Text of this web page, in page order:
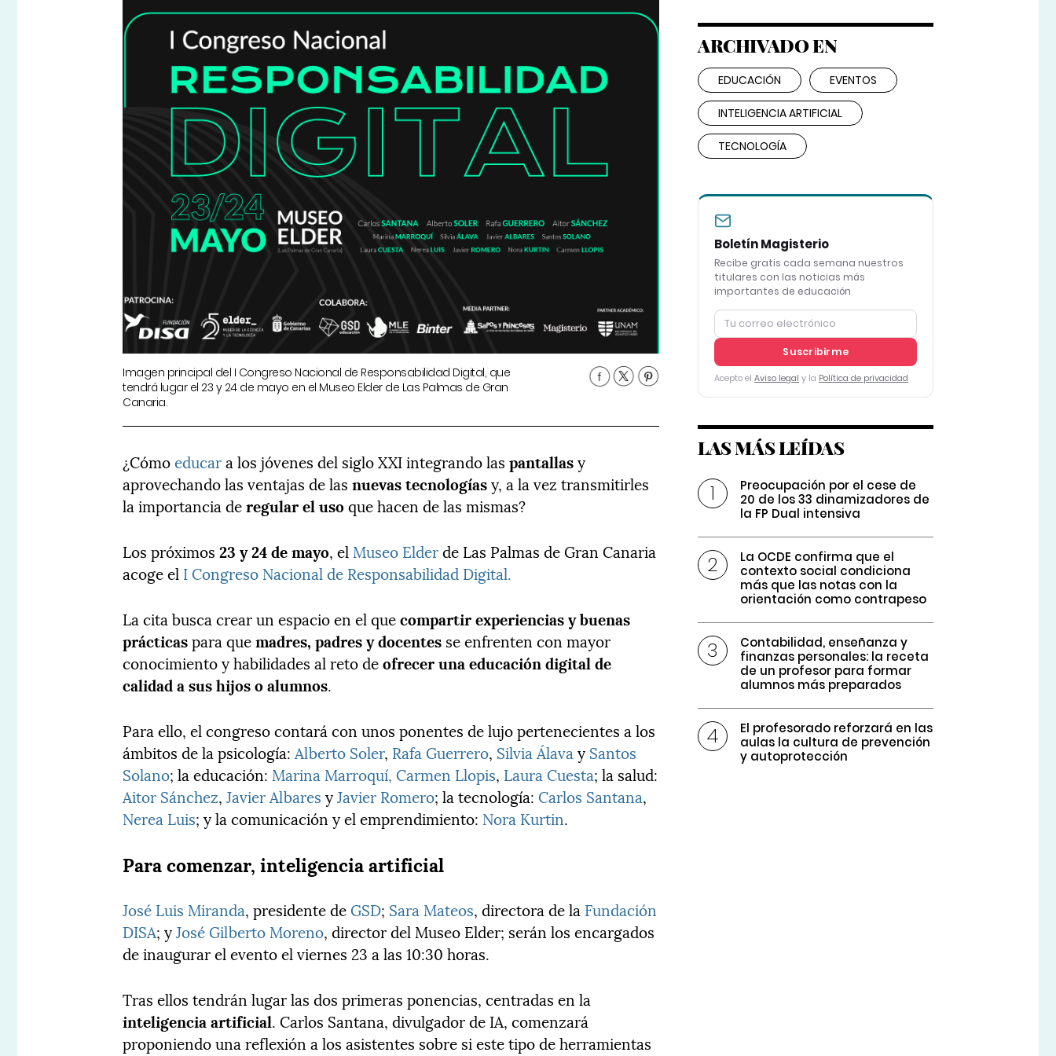
Imagen principal del I Congreso Nacional de Responsabilidad Digital, que
tendrá lugar el 23 y 24 de mayo en el Museo Elder de Las Palmas de Gran
Canaria.
¿Cómoeducara los jóvenes del siglo XXI integrando laspantallasy
aprovechando las ventajas de lasnuevas tecnologíasy, a la vez transmitirles
la importancia deregular el usoque hacen de las mismas?
Los próximos23 y 24 de mayo, elMuseo Elderde Las Palmas de Gran Canaria
acoge el I Congreso Nacional de Responsabilidad Digital.
La cita busca crear un espacio en el quecompartir experiencias y buenas
prácticaspara quemadres, padres y docentes se enfrenten con mayor
conocimiento y habilidades al reto deofrecer una educación digital de
calidad a sus hijos o alumnos.
Para ello, el congreso contará con unos ponentes de lujo pertenecientes a los
ámbitos de la psicología:Alberto Soler, Rafa Guerrero, Silvia Álavay Santos
Solano; la educación:Marina Marroquí, Carmen Llopis, Laura Cuesta; la salud:
Aitor Sánchez,Javier Albares yJavier Romero; la tecnología: Carlos Santana,
Nerea Luis; y la comunicación y el emprendimiento: Nora Kurtin.
Para comenzar, inteligencia artificial
José Luis Miranda, presidente de GSD; Sara Mateos, directora de la Fundación
DISA; yJosé Gilberto Moreno, director del Museo Elder; serán los encargados
de inaugurar el evento el viernes 23 a las 10:30 horas.
Tras ellos tendrán lugar las dos primeras ponencias, centradas en la
inteligencia artificial. Carlos Santana, divulgador de IA, comenzará
proponiendo una reflexión a los asistentes sobre si este tipo de herramientas
ARCHIVADO EN
EDUCACIÓN EVENTOS
INTELIGENCIA ARTIFICIAL
TECNOLOGÍA
Boletín Magisterio
Recibe gratis cada semana nuestros
titulares con las noticias más
importantes de educación
Suscribirme
Acepto el Aviso legal y la Política de privacidad
LAS MÁS LEÍDAS
Preocupación por el cese de
20 de los 33 dinamizadores de
la FP Dual intensiva
La OCDE confirma que el
contexto social condiciona
más que las notas con la
orientación como contrapeso
Contabilidad, enseñanza y
finanzas personales: la receta
de un profesor para formar
alumnos más preparados
El profesorado reforzará en las
aulas la cultura de prevención
y autoprotección